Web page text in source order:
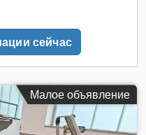
сейчас
Малое объявление